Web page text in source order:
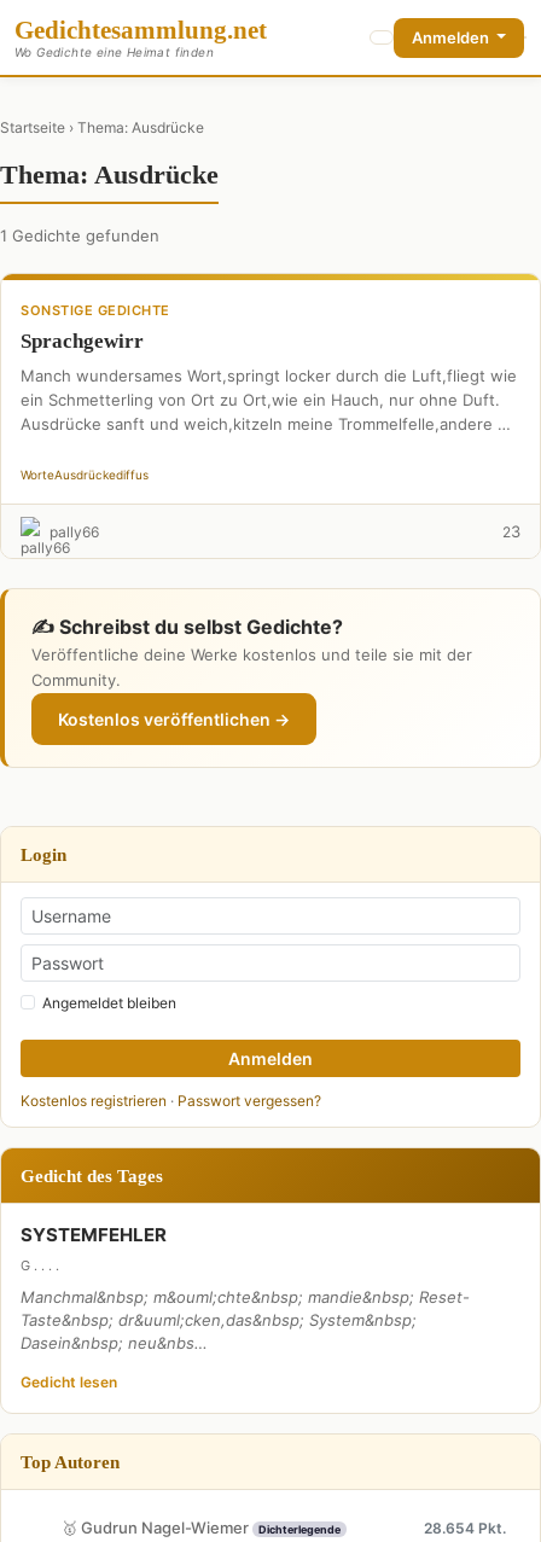
Gedichtesammlung.net
Wo Gedichte eine Heimat finden
Anmelden
Startseite › Thema: Ausdrücke
Thema: Ausdrücke
1 Gedichte gefunden
SONSTIGE GEDICHTE
Sprachgewirr
Manch wundersames Wort,springt locker durch die Luft,fliegt wie
ein Schmetterling von Ort zu Ort,wie ein Hauch, nur ohne Duft.
Ausdrücke sanft und weich,kitzeln meine Trommelfelle,andere …
WorteAusdrückediffus
pally66 23
✍️ Schreibst du selbst Gedichte?
Veröffentliche deine Werke kostenlos und teile sie mit der
Community.
Kostenlos veröffentlichen →
Login
Angemeldet bleiben
Anmelden
Kostenlos registrieren · Passwort vergessen?
Gedicht des Tages
SYSTEMFEHLER
G . . . .
Manchmal&nbsp; m&ouml;chte&nbsp; mandie&nbsp; Reset-
Taste&nbsp; dr&uuml;cken,das&nbsp; System&nbsp;
Dasein&nbsp; neu&nbs…
Gedicht lesen
Top Autoren
🥇 Gudrun Nagel-Wiemer Dichterlegende 28.654 Pkt.